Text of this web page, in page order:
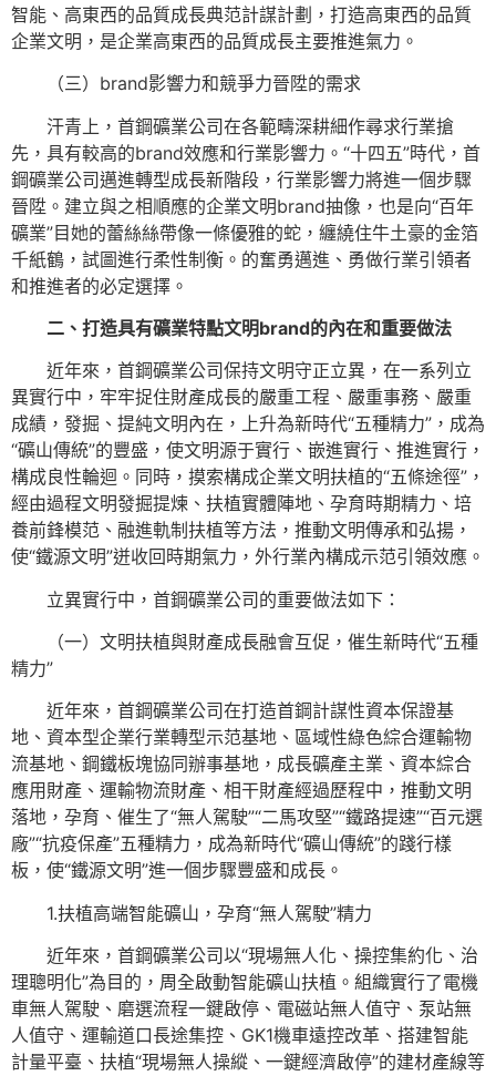
智能、高東西的品質成長典范計謀計劃，打造高東西的品質
企業文明，是企業高東西的品質成長主要推進氣力。
（三）brand影響力和競爭力晉陞的需求
汗青上，首鋼礦業公司在各範疇深耕細作尋求行業搶
先，具有較高的brand效應和行業影響力。“十四五”時代，首
鋼礦業公司邁進轉型成長新階段，行業影響力將進一個步驟
晉陞。建立與之相順應的企業文明brand抽像，也是向“百年
礦業”目她的蕾絲絲帶像一條優雅的蛇，纏繞住牛土豪的金箔
千紙鶴，試圖進行柔性制衡。的奮勇邁進、勇做行業引領者
和推進者的必定選擇。
二、打造具有礦業特點文明brand的內在和重要做法
近年來，首鋼礦業公司保持文明守正立異，在一系列立
異實行中，牢牢捉住財產成長的嚴重工程、嚴重事務、嚴重
成績，發掘、提純文明內在，上升為新時代“五種精力”，成為
“礦山傳統”的豐盛，使文明源于實行、嵌進實行、推進實行，
構成良性輪迴。同時，摸索構成企業文明扶植的“五條途徑”，
經由過程文明發掘提煉、扶植實體陣地、孕育時期精力、培
養前鋒模范、融進軌制扶植等方法，推動文明傳承和弘揚，
使“鐵源文明”迸收回時期氣力，外行業內構成示范引領效應。
立異實行中，首鋼礦業公司的重要做法如下：
（一）文明扶植與財產成長融會互促，催生新時代“五種
精力”
近年來，首鋼礦業公司在打造首鋼計謀性資本保證基
地、資本型企業行業轉型示范基地、區域性綠色綜合運輸物
流基地、鋼鐵板塊協同辦事基地，成長礦產主業、資本綜合
應用財產、運輸物流財產、相干財產經過歷程中，推動文明
落地，孕育、催生了“無人駕駛”“二馬攻堅”“鐵路提速”“百元選
廠”“抗疫保產”五種精力，成為新時代“礦山傳統”的踐行樣
板，使“鐵源文明”進一個步驟豐盛和成長。
1.扶植高端智能礦山，孕育“無人駕駛”精力
近年來，首鋼礦業公司以“現場無人化、操控集約化、治
理聰明化”為目的，周全啟動智能礦山扶植。組織實行了電機
車無人駕駛、磨選流程一鍵啟停、電磁站無人值守、泵站無
人值守、運輸道口長途集控、GK1機車遠控改革、搭建智能
計量平臺、扶植“現場無人操縱、一鍵經濟啟停”的建材產線等